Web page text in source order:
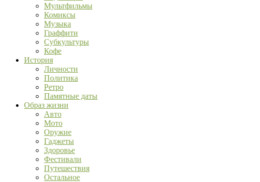
Мультфильмы
Комиксы
Музыка
Граффити
Субкультуры
Кофе
История
Личности
Политика
Ретро
Памятные даты
Образ жизни
Авто
Мото
Оружие
Гаджеты
Здоровье
Фестивали
Путешествия
Остальное